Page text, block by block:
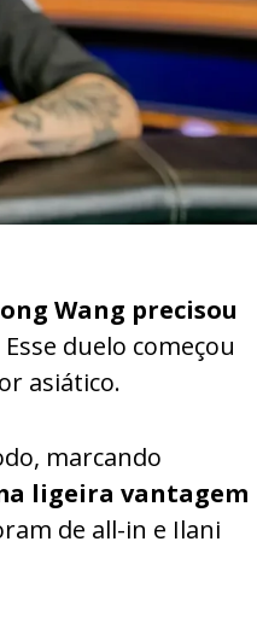
Wang precisou
Esse duelo começou
asiático.
marcando
ligeira vantagem
de all-in e Ilani